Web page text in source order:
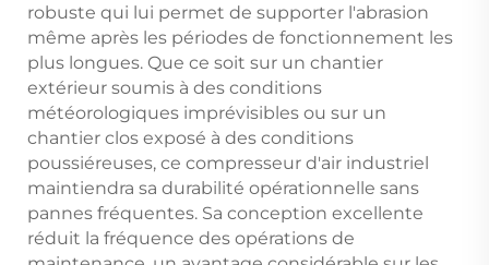
robuste qui lui permet de supporter l'abrasion
même après les périodes de fonctionnement les
plus longues. Que ce soit sur un chantier
extérieur soumis à des conditions
météorologiques imprévisibles ou sur un
chantier clos exposé à des conditions
poussiéreuses, ce compresseur d'air industriel
maintiendra sa durabilité opérationnelle sans
pannes fréquentes. Sa conception excellente
réduit la fréquence des opérations de